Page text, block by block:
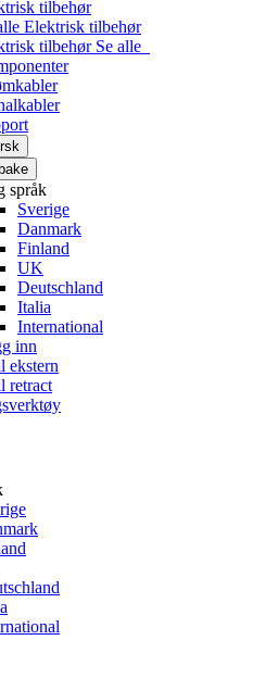
tilbehør
Elektrisk tilbehør
tilbehør Se alle
språk
Sverige
Danmark
Finland
UK
Deutschland
Italia
International
inn
ekstern
retract